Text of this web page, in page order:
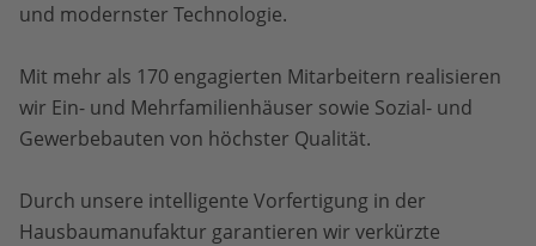
und modernster Technologie.
Mit mehr als 170 engagierten Mitarbeitern realisieren
wir Ein- und Mehrfamilienhäuser sowie Sozial- und
Gewerbebauten von höchster Qualität.
Durch unsere intelligente Vorfertigung in der
Hausbaumanufaktur garantieren wir verkürzte